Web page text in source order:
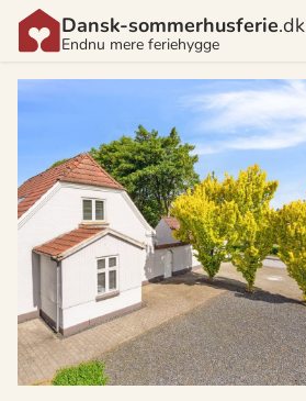
Dansk-sommerhusferie.dk
Endnu mere feriehygge